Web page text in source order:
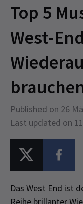
Top 5
West-
Published on 26
Last updated on
Das West End ist